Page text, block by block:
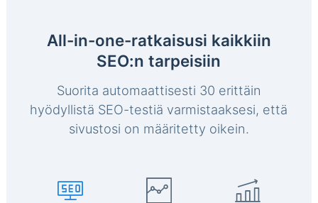
All-in-one-ratkaisusi kaikkiin
SEO:n tarpeisiin
Suorita automaattisesti 30 erittäin
hyödyllistä SEO-testiä varmistaaksesi, että
sivustosi on määritetty oikein.